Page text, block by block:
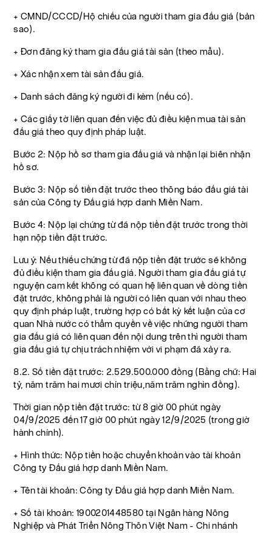
+ CMND/CCCD/Hộ chiếu của người tham gia đấu giá (bản
sao).
+ Đơn đăng ký tham gia đấu giá tài sản (theo mẫu).
+ Xác nhận xem tài sản đấu giá.
+ Danh sách đăng ký người đi kèm (nếu có).
+ Các giấy tờ liên quan đến việc đủ điều kiện mua tài sản
đấu giá theo quy định pháp luật.
Bước 2: Nộp hồ sơ tham gia đấu giá và nhận lại biên nhận
hồ sơ.
Bước 3: Nộp số tiền đặt trước theo thông báo đấu giá tài
sản của Công ty Đấu giá hợp danh Miền Nam.
Bước 4: Nộp lại chứng từ đã nộp tiền đặt trước trong thời
hạn nộp tiền đặt trước.
Lưu ý: Nếu thiếu chứng từ đã nộp tiền đặt trước sẽ không
đủ điều kiện tham gia đấu giá. Người tham gia đấu giá tự
nguyện cam kết không có quan hệ liên quan về dòng tiền
đặt trước, không phải là người có liên quan với nhau theo
quy định pháp luật, trường hợp có bất kỳ kết luận của cơ
quan Nhà nước có thẩm quyền về việc những người tham
gia đấu giá có liên quan đến nội dung trên thì người tham
gia đấu giá tự chịu trách nhiệm với vi phạm đã xảy ra.
8.2. Số tiền đặt trước: 2.529.500.000 đồng (Bằng chữ: Hai
tỷ, năm trăm hai mươi chín triệu,năm trăm nghìn đồng).
Thời gian nộp tiền đặt trước: từ 8 giờ 00 phút ngày
04/9/2025 đến 17 giờ 00 phút ngày 12/9/2025 (trong giờ
hành chính).
+ Hình thức: Nộp tiền hoặc chuyển khoản vào tài khoản
Công ty Đấu giá hợp danh Miền Nam.
+ Tên tài khoản: Công ty Đấu giá hợp danh Miền Nam.
+ Số tài khoản: 1900201448580 tại Ngân hàng Nông
Nghiệp và Phát Triển Nông Thôn Việt Nam - Chi nhánh